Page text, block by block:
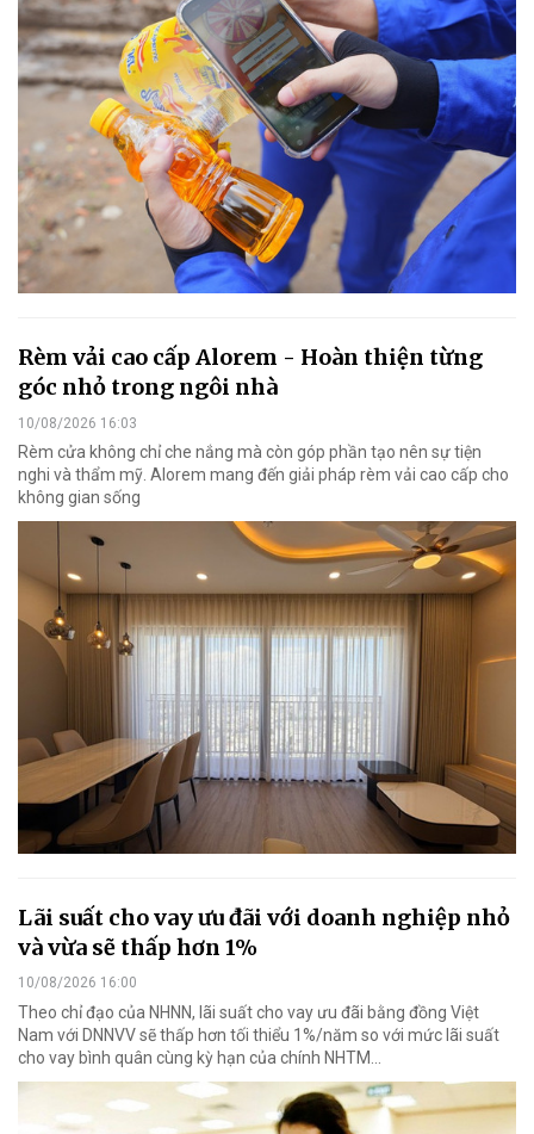
Rèm vải cao cấp Alorem - Hoàn thiện từng
góc nhỏ trong ngôi nhà
10/08/2026 16:03
Rèm cửa không chỉ che nắng mà còn góp phần tạo nên sự tiện
nghi và thẩm mỹ. Alorem mang đến giải pháp rèm vải cao cấp cho
không gian sống
Lãi suất cho vay ưu đãi với doanh nghiệp nhỏ
và vừa sẽ thấp hơn 1%
10/08/2026 16:00
Theo chỉ đạo của NHNN, lãi suất cho vay ưu đãi bằng đồng Việt
Nam với DNNVV sẽ thấp hơn tối thiểu 1%/năm so với mức lãi suất
cho vay bình quân cùng kỳ hạn của chính NHTM...